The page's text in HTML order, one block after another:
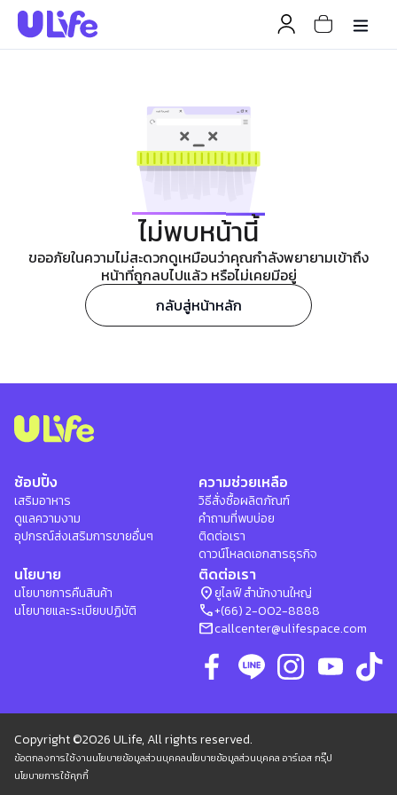
ไม่พบหน้านี้
ขออภัยในความไม่สะดวกดูเหมือนว่าคุณกำลังพยายามเข้าถึง
หน้าที่ถูกลบไปแล้ว หรือไม่เคยมีอยู่
กลับสู่หน้าหลัก
ช้อปปิ้ง
เสริมอาหาร
ดูแลความงาม
อุปกรณ์ส่งเสริมการขายอื่นๆ
ความช่วยเหลือ
วิธีสั่งซื้อผลิตภัณฑ์
คำถามที่พบบ่อย
ติดต่อเรา
ดาวน์โหลดเอกสารธุรกิจ
นโยบาย
นโยบายการคืนสินค้า
นโยบายและระเบียบปฏิบัติ
ติดต่อเรา
location_onยูไลฟ์ สำนักงานใหญ่
phone+(66) 2-002-8888
mailcallcenter@ulifespace.com
Copyright ©2026 ULife, All rights reserved.
ข้อตกลงการใช้งานนโยบายข้อมูลส่วนบุคคลนโยบายข้อมูลส่วนบุคคล อาร์เอส กรุ๊ป
นโยบายการใช้คุกกี้